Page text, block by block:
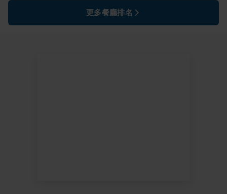
更多餐廳排名